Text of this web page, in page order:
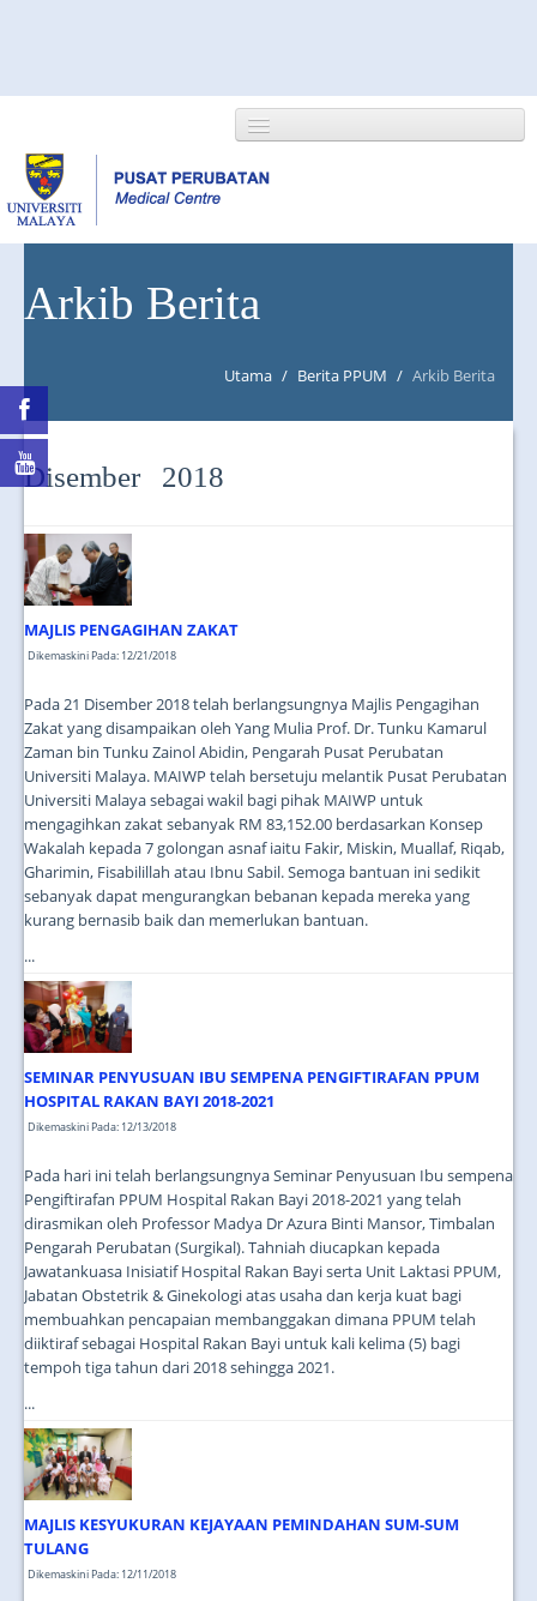
NEWS/EVENTS
Arkib Berita
Utama / Berita PPUM / Arkib Berita
Disember 2018
MAJLIS PENGAGIHAN ZAKAT
Dikemaskini Pada: 12/21/2018
Pada 21 Disember 2018 telah berlangsungnya Majlis Pengagihan
Zakat yang disampaikan oleh Yang Mulia Prof. Dr. Tunku Kamarul
Zaman bin Tunku Zainol Abidin, Pengarah Pusat Perubatan
Universiti Malaya. MAIWP telah bersetuju melantik Pusat Perubatan
Universiti Malaya sebagai wakil bagi pihak MAIWP untuk
mengagihkan zakat sebanyak RM 83,152.00 berdasarkan Konsep
Wakalah kepada 7 golongan asnaf iaitu Fakir, Miskin, Muallaf, Riqab,
Gharimin, Fisabilillah atau Ibnu Sabil. Semoga bantuan ini sedikit
sebanyak dapat mengurangkan bebanan kepada mereka yang
kurang bernasib baik dan memerlukan bantuan.
...
SEMINAR PENYUSUAN IBU SEMPENA PENGIFTIRAFAN PPUM
HOSPITAL RAKAN BAYI 2018-2021
Dikemaskini Pada: 12/13/2018
Pada hari ini telah berlangsungnya Seminar Penyusuan Ibu sempena
Pengiftirafan PPUM Hospital Rakan Bayi 2018-2021 yang telah
dirasmikan oleh Professor Madya Dr Azura Binti Mansor, Timbalan
Pengarah Perubatan (Surgikal). Tahniah diucapkan kepada
Jawatankuasa Inisiatif Hospital Rakan Bayi serta Unit Laktasi PPUM,
Jabatan Obstetrik & Ginekologi atas usaha dan kerja kuat bagi
membuahkan pencapaian membanggakan dimana PPUM telah
diiktiraf sebagai Hospital Rakan Bayi untuk kali kelima (5) bagi
tempoh tiga tahun dari 2018 sehingga 2021.
...
MAJLIS KESYUKURAN KEJAYAAN PEMINDAHAN SUM-SUM
TULANG
Dikemaskini Pada: 12/11/2018